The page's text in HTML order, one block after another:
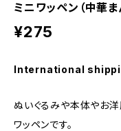
ミニワッペン（中華ま
¥275
International
ぬいぐるみや本体やお
ワッペンです。